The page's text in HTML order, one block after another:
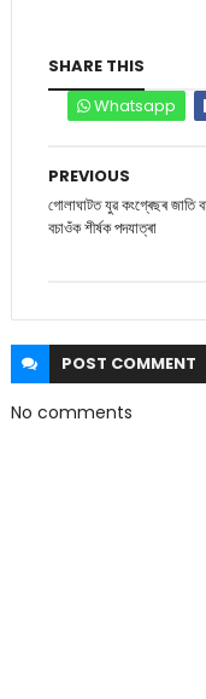
SHARE THIS
Whatsapp
PREVIOUS
গোলাঘাটত যুৱ কংগ্ৰেছৰ জাতি
বচাওঁক শীৰ্ষক পদযাত্ৰা
POST COMMENT
No comments